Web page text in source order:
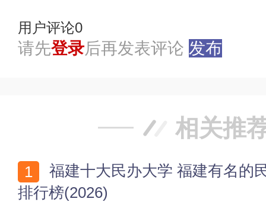
用户评论0
请先登录后再发表评论 发布
相关推
排行榜(2026)